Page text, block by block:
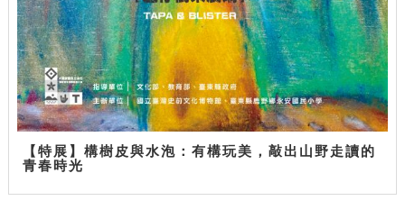
【特展】構樹皮與水泡：有構玩美，敲出山野走讀的
青春時光